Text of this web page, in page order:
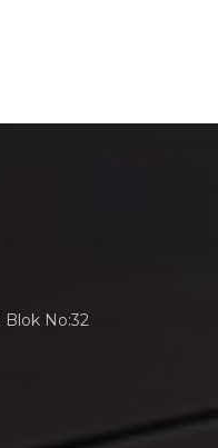
Blok No:32